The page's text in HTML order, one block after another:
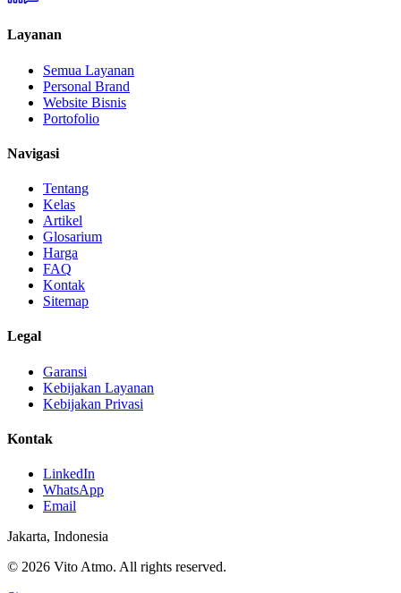
Layanan
Semua Layanan
Personal Brand
Website Bisnis
Portofolio
Navigasi
Tentang
Kelas
Artikel
Glosarium
Harga
FAQ
Kontak
Sitemap
Legal
Garansi
Kebijakan Layanan
Kebijakan Privasi
Kontak
LinkedIn
WhatsApp
Email
Jakarta, Indonesia
© 2026 Vito Atmo. All rights reserved.